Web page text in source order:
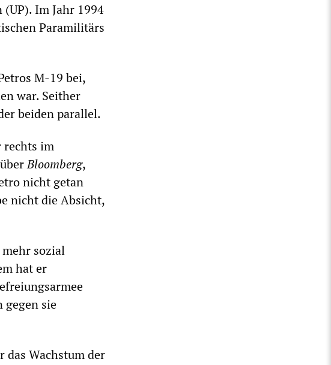
Im Jahr 1994
Paramilitärs
M-19 bei,
war. Seither
beiden parallel.
rechts im
Bloomberg,
nicht getan
nicht die Absicht,
sozial
hat er
gegen sie
das Wachstum der